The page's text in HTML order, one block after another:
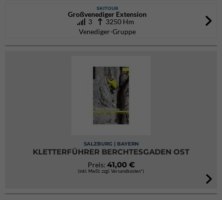
SKITOUR
Großvenediger Extension
3
3250 Hm
Venediger-Gruppe
SALZBURG | BAYERN
KLETTERFÜHRER BERCHTESGADEN OST
Preis: 41,00 €
(inkl. MwSt. zzgl. Versandkosten*)